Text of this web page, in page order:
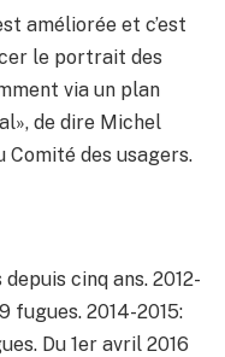
améliorée et c’est
le portrait des
via un plan
de dire Michel
des usagers.
cinq ans. 2012-
fugues. 2014-2015:
Du 1er avril 2016